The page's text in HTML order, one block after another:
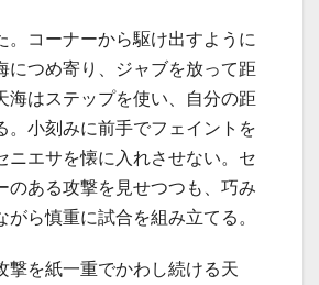
。コーナーから駆け出すように
につめ寄り、ジャブを放って距
海はステップを使い、自分の距
。小刻みに前手でフェイントを
ニエサを懐に入れさせない。セ
のある攻撃を見せつつも、巧み
がら慎重に試合を組み立てる。
撃を紙一重でかわし続ける天